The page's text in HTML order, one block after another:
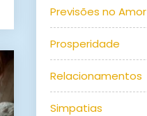
Previsões no Amor
Prosperidade
Relacionamentos
Simpatias